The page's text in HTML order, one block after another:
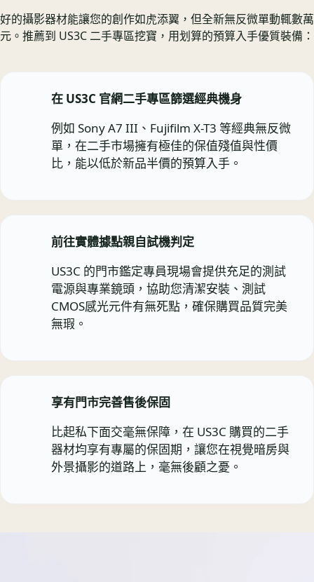
好的攝影器材能讓您的創作如虎添翼，但全新無反微單動輒數萬
元。推薦到 US3C 二手專區挖寶，用划算的預算入手優質裝備：
在 US3C 官網二手專區篩選經典機身
例如 Sony A7 III、Fujifilm X-T3 等經典無反微
單，在二手市場擁有極佳的保值殘值與性價
比，能以低於新品半價的預算入手。
前往實體據點親自試機判定
US3C 的門市鑑定專員現場會提供充足的測試
電源與專業鏡頭，協助您清潔安裝、測試
CMOS感光元件有無死點，確保購買品質完美
無瑕。
享有門市完善售後保固
比起私下面交毫無保障，在 US3C 購買的二手
器材均享有專屬的保固期，讓您在視覺暗房與
外景攝影的道路上，毫無後顧之憂。